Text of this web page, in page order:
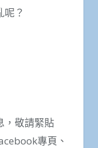
呢？
，敬請緊貼
專頁、